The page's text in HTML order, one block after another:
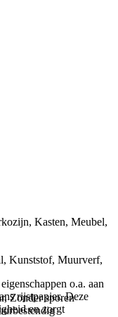
Kasten, Meubel,
Kunststof, Muurverf,
Zonder sporen
o.a. aan
rijstpapier. Deze
en zorgt